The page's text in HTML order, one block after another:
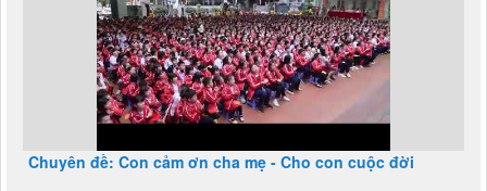
Chuyên đề: Con cảm ơn cha mẹ - Cho con cuộc đời